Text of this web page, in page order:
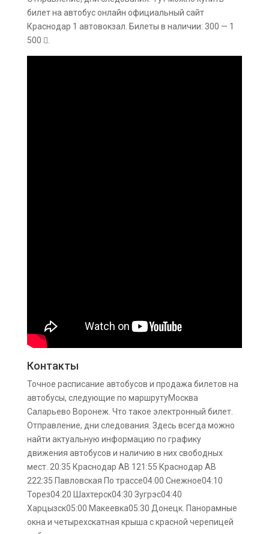
билет на автобус онлайн официальный сайт
Краснодар 1 автовокзал. Билеты в наличии: 300 — 1
500 .
Контакты
Точное расписание автобусов и продажа билетов на
автобусы, следующие по маршрутуМосква
Саларьево Воронеж. Что такое электронный билет.
Отправление, дни следования. Здесь всегда можно
найти актуальную информацию по графику
движения автобусов и наличию в них свободных
мест. 20:35 Краснодар АВ 121:55 Краснодар АВ
222:35 Павловская По трассе04:00 Снежное04:10
Торез04:20 Шахтерск04:30 Зугрэс04:40
Харцызск05:00 Макеевка05:30 Донецк. Панорамные
окна и четырехскатная крыша с красной черепицей